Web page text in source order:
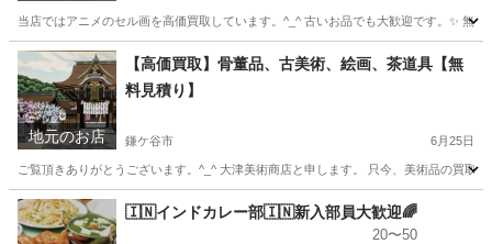
当店ではアニメのセル画を高価買取しています。^_^ 古いお品でも大歓迎です。✨ 無
千葉 鎌ケ谷市 その他 無料
地元のお店
【高価買取】骨董品、古美術、絵画、茶道具【無
料見積り】
鎌ケ谷市 6月25日
ご覧頂きありがとうございます。^_^ 大津美術商店と申します。 只今、美術品の買取
千葉 鎌ケ谷市 不用品買取 無料
🇮🇳インドカレー部🇮🇳新入部員大歓迎🌈
20〜50